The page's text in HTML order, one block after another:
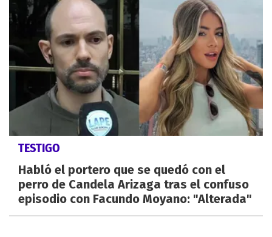
TESTIGO
Habló el portero que se quedó con el
perro de Candela Arizaga tras el confuso
episodio con Facundo Moyano: "Alterada"